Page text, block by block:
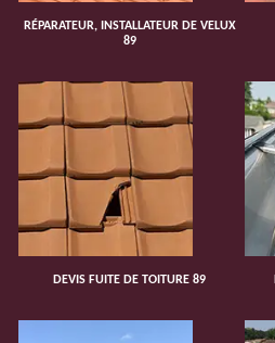
RÉPARATEUR, INSTALLATEUR DE VELUX
89
DEVIS FUITE DE TOITURE 89